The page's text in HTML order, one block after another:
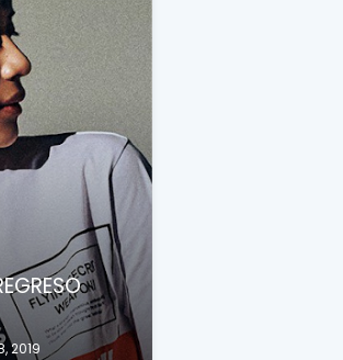
2019